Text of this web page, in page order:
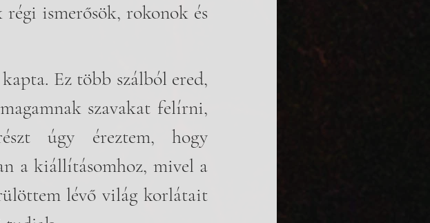
ismerősök, rokonok és
Ez több szálból ered,
szavakat felírni,
úgy éreztem, hogy
a kiállításomhoz, mivel a
lévő világ korlátait